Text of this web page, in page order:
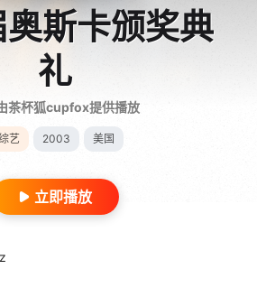
斯卡颁奖典
礼
茶杯狐cupfox提供播放
艺 2003 美国
立即播放